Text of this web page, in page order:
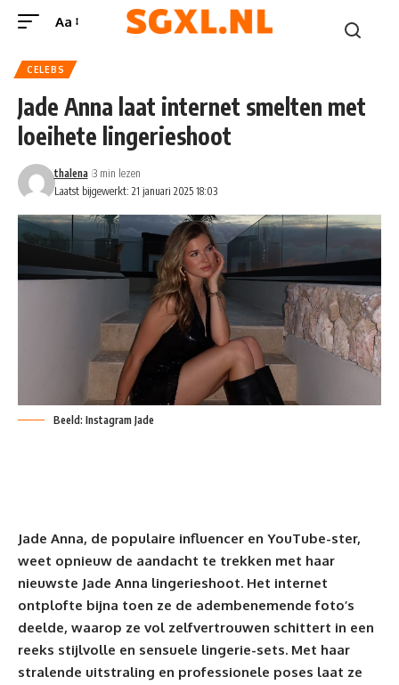
Aa
CELEBS
Jade Anna laat internet smelten met
loeihete lingerieshoot
Laatst bijgewerkt: 21 januari 2025 18:03
thalena 3 min lezen
Beeld: Instagram Jade
Jade Anna, de populaire influencer en YouTube-ster,
weet opnieuw de aandacht te trekken met haar
nieuwste Jade Anna lingerieshoot. Het internet
ontplofte bijna toen ze de adembenemende foto’s
deelde, waarop ze vol zelfvertrouwen schittert in een
reeks stijlvolle en sensuele lingerie-sets. Met haar
stralende uitstraling en professionele poses laat ze